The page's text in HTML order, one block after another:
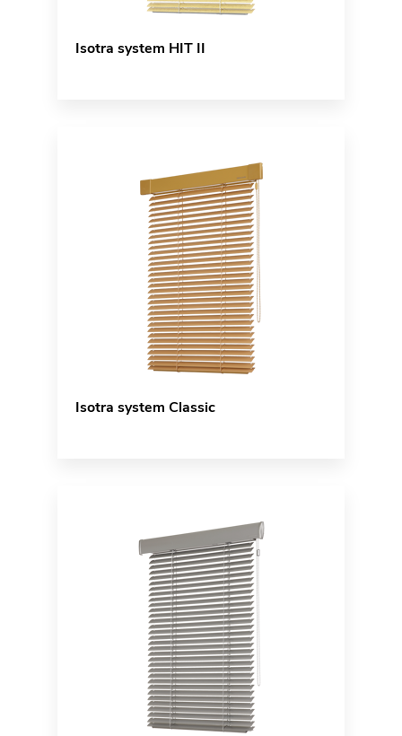
Isotra system HIT II
Isotra system Classic